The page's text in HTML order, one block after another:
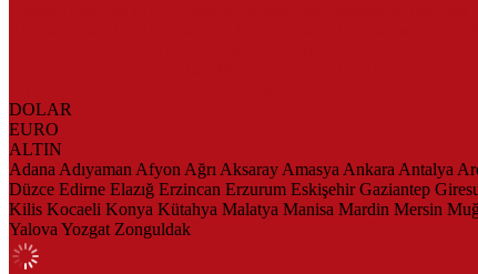
DOLAR
EURO
ALTIN
Adana Adıyaman Afyon Ağrı Aksaray Amasya Ankara Antalya
Düzce Edirne Elazığ Erzincan Erzurum Eskişehir Gaziantep
Kilis Kocaeli Konya Kütahya Malatya Manisa Mardin Mersin
Yalova Yozgat Zonguldak